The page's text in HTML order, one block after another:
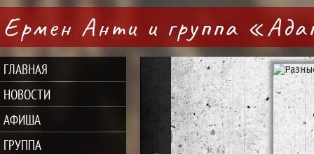
Ермен Анти и группа
ГЛАВНАЯ
НОВОСТИ
АФИША
ГРУППА